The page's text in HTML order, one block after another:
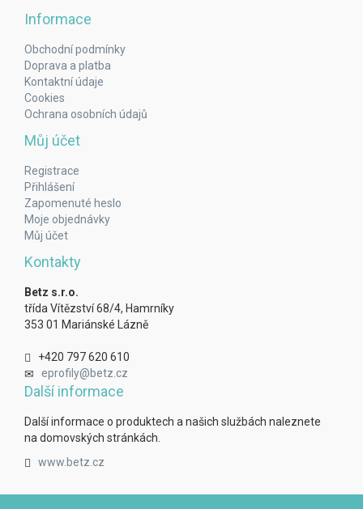
Informace
Obchodní podmínky
Doprava a platba
Kontaktní údaje
Cookies
Ochrana osobních údajů
Můj účet
Registrace
Přihlášení
Zapomenuté heslo
Moje objednávky
Můj účet
Kontakty
Betz s.r.o.
třída Vítězství 68/4, Hamrníky
353 01 Mariánské Lázně
+420 797 620 610
eprofily@betz.cz
Další informace
Další informace o produktech a našich službách naleznete
na domovských stránkách.
www.betz.cz